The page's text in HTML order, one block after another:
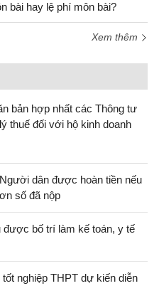
bài hay lệ phí môn bài?
Xem thêm
bản hợp nhất các Thông tư
thuế đối với hộ kinh doanh
dân được hoàn tiền nếu
số đã nộp
được bố trí làm kế toán, y tế
nghiệp THPT dự kiến diễn